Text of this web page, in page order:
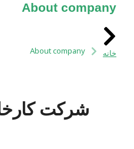
About company
شما اینجا هستید:
خانه About company
شرکت